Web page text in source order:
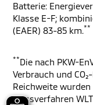
Batterie:
Klasse E-F;
(EAER) 83-85 km.**
**Die nach PKW-
Verbrauch und
Reichweite
Messverfahren